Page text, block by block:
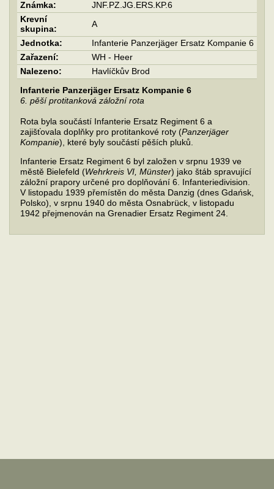
Známka:
JNF.PZ.JG.ERS.KP.6
Krevní
skupina:
A
Jednotka:
Infanterie Panzerjäger Ersatz Kompanie 6
Zařazení:
WH - Heer
Nalezeno:
Havlíčkův Brod
Infanterie Panzerjäger Ersatz Kompanie 6
6. pěší protitanková záložní rota
Rota byla součástí Infanterie Ersatz Regiment 6 a
zajišťovala doplňky pro protitankové roty (Panzerjäger
Kompanie), které byly součástí pěších pluků.
Infanterie Ersatz Regiment 6 byl založen v srpnu 1939 ve
městě Bielefeld (Wehrkreis VI, Münster) jako štáb spravující
záložní prapory určené pro doplňování 6. Infanteriedivision.
V listopadu 1939 přemístěn do města Danzig (dnes Gdańsk,
Polsko), v srpnu 1940 do města Osnabrück, v listopadu
1942 přejmenován na Grenadier Ersatz Regiment 24.